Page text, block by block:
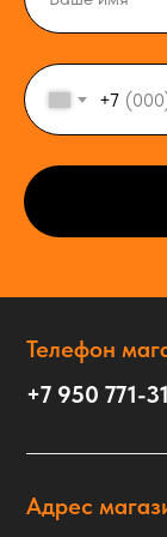
+7
Телефон
+7 950 771-
Адрес